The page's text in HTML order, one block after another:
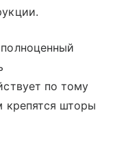
по тому
крепятся шторы